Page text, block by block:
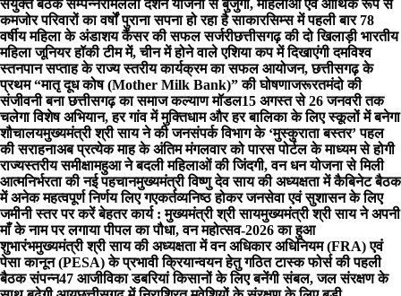
संयुक्त बैठक सम्पन्नरामलला दर्शन योजना से बुजुर्गों, महिलाओं एवं आर्थिक रूप से
कमजोर परिवारों का वर्षों पुराना सपना हो रहा है साकारसिम्स में पहली बार 78
वर्षीय महिला के अंडाशय कैंसर की सफल सर्जरीछत्तीसगढ़ की दो खिलाड़ी भारतीय
महिला जूनियर हॉकी टीम में, चीन में होने वाले एशिया कप में दिखाएंगी दमविश्व
स्तनपान सप्ताह के राज्य स्तरीय कार्यक्रम का सफल आयोजन, छत्तीसगढ़ के
प्रथम “मातृ दूध कोष (Mother Milk Bank)” की घोषणाजरूरतमंदो की
संजीवनी बना छत्तीसगढ़ का समाज कल्याण मॉडल15 अगस्त से 26 जनवरी तक
चलेगा विशेष अभियान, हर गांव में मुक्तिधाम और हर बालिका के लिए स्कूलों में बनेगा
शौचालयमुख्यमंत्री श्री साय ने की जनसंपर्क विभाग के ‘मुस्कुराता बस्तर’ पहल
की सराहनाअब प्रत्येक माह के अंतिम मंगलवार को पारस पोर्टल के माध्यम से होगी
राज्यस्तरीय समीक्षामहुआ ने बदली महिलाओं की जिंदगी, वन धन योजना से मिली
आत्मनिर्भरता की नई पहचानमुख्यमंत्री विष्णु देव साय की अध्यक्षता में कैबिनेट बैठक
में अनेक महत्वपूर्ण निर्णय लिए गएकर्तव्यनिष्ठ होकर जनसेवा एवं सुशासन के लिए
जमीनी स्तर पर करें बेहतर कार्य : मुख्यमंत्री श्री सायमुख्यमंत्री श्री साय ने अपनी
माँ के नाम पर लगाया पीपल का पौधा, वन महोत्सव-2026 का हुआ
शुभारंभमुख्यमंत्री श्री साय की अध्यक्षता में वन अधिकार अधिनियम (FRA) एवं
पेसा कानून (PESA) के प्रभावी क्रियान्वयन हेतु गठित टास्क फोर्स की पहली
बैठक संपन्न47 आजीविका डबरियां किसानों के लिए बनेंगी संबल, जल संरक्षण के